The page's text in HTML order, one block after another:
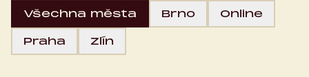
Všechna města Brno Online
Praha Zlín